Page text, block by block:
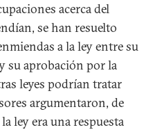
acerca del
se han resuelto
a la ley entre su
su aprobación por la
leyes podrían tratar
argumentaron, de
ley era una respuesta